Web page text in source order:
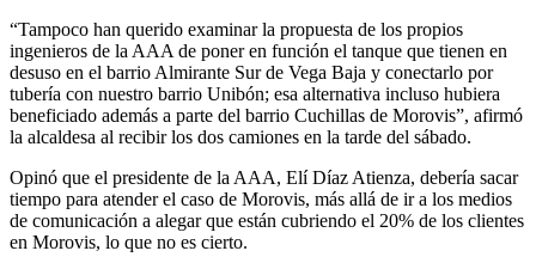
“Tampoco han querido examinar la propuesta de los propios
ingenieros de la AAA de poner en función el tanque que tienen en
desuso en el barrio Almirante Sur de Vega Baja y conectarlo por
tubería con nuestro barrio Unibón; esa alternativa incluso hubiera
beneficiado además a parte del barrio Cuchillas de Morovis”, afirmó
la alcaldesa al recibir los dos camiones en la tarde del sábado.
Opinó que el presidente de la AAA, Elí Díaz Atienza, debería sacar
tiempo para atender el caso de Morovis, más allá de ir a los medios
de comunicación a alegar que están cubriendo el 20% de los clientes
en Morovis, lo que no es cierto.